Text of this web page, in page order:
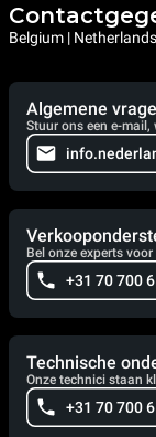
Belgium | Netherlands
Algemene
Stuur ons een e-
Bel onze experts
+31 70 700
Technische
Onze technici staan
+31 70 700